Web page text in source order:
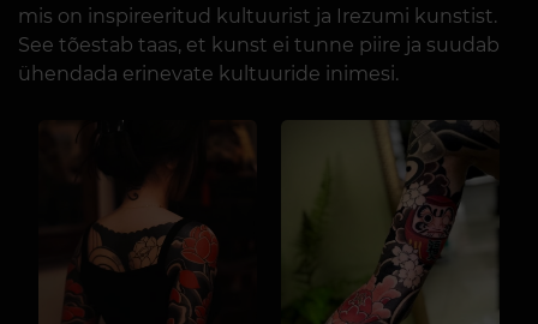
mis on inspireeritud kultuurist ja Irezumi kunstist.
See tõestab taas, et kunst ei tunne piire ja suudab
ühendada erinevate kultuuride inimesi.